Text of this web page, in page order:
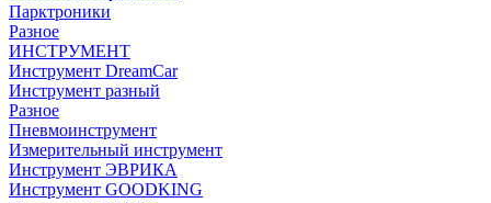
Парктроники
Разное
ИНСТРУМЕНТ
Инструмент DreamCar
Инструмент разный
Разное
Пневмоинструмент
Измерительный инструмент
Инструмент ЭВРИКА
Инструмент GOODKING